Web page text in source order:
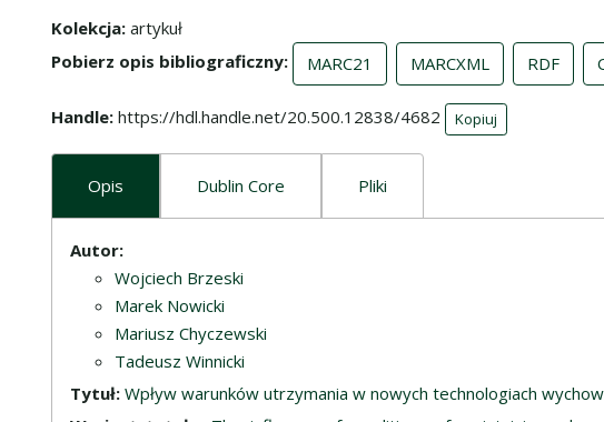
Kolekcja artykuł
Pobierz opis bibliograficzny
MARC21 MARCXML RDF
Handle https://hdl.handle.net/20.500.12838/4682 Kopiuj
Opis Dublin Core Pliki
Opis
Autor:
Wojciech Brzeski
Marek Nowicki
Mariusz Chyczewski
Tadeusz Winnicki
Tytuł: Wpływ warunków utrzymania w nowych technologiach